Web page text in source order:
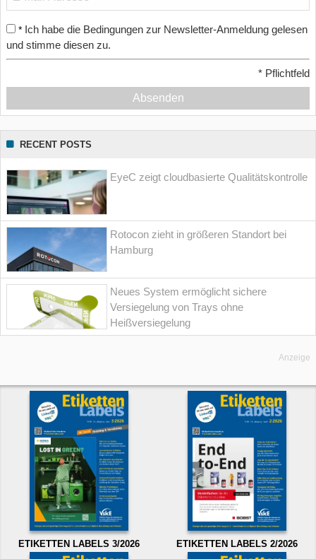
* Ich habe die Bedingungen zur Newsletter-Anmeldung gelesen
und stimme diesen zu.
* Pflichtfeld
Absenden
RECENT POSTS
EyeC zeigt cloudbasierte Qualitätskontrolle
Rotocon zieht in größeren Standort bei
Hamburg
Neues System ermöglicht sichere
Versiegelung von Trays ohne
Heißversiegelung
Anzeige
ETIKETTEN LABELS 3/2026 ETIKETTEN LABELS 2/2026